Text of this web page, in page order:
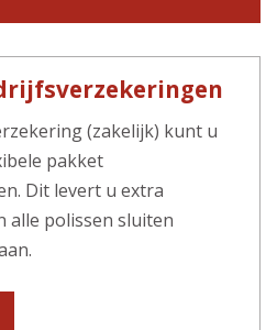
(zakelijk) kunt u
pakket
Dit levert u extra
alle polissen sluiten